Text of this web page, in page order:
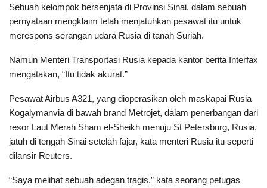
Sebuah kelompok bersenjata di Provinsi Sinai, dalam sebuah
pernyataan mengklaim telah menjatuhkan pesawat itu untuk
merespons serangan udara Rusia di tanah Suriah.
Namun Menteri Transportasi Rusia kepada kantor berita Interfax
mengatakan, “Itu tidak akurat.”
Pesawat Airbus A321, yang dioperasikan oleh maskapai Rusia
Kogalymanvia di bawah brand Metrojet, dalam penerbangan dari
resor Laut Merah Sham el-Sheikh menuju St Petersburg, Rusia,
jatuh di tengah Sinai setelah fajar, kata menteri Rusia itu seperti
dilansir Reuters.
“Saya melihat sebuah adegan tragis,” kata seorang petugas